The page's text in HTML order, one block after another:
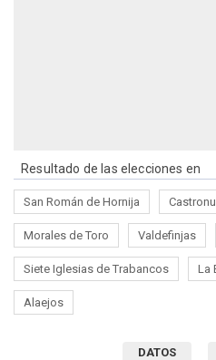
Resultado de las elecciones en
San Román de Hornija
Morales de Toro Valdefinjas
Siete Iglesias de Trabancos La
Alaejos
DATOS